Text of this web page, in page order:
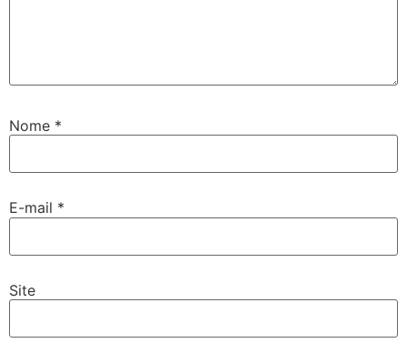
Nome *
E-mail *
Site